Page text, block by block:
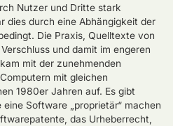
Nutzer und Dritte stark
dies durch eine Abhängigkeit der
Die Praxis, Quelltexte von
und damit im engeren
mit der zunehmenden
mit gleichen
1980er Jahren auf. Es gibt
Software „proprietär“ machen
das Urheberrecht,